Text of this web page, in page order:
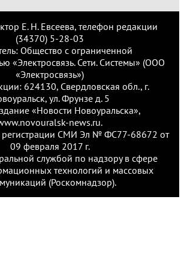
Е. Н. Евсеева, телефон редакции
(34370) 5-28-03
Общество с ограниченной
«Электросвязь. Сети. Системы» (ООО
«Электросвязь»)
624130, Свердловская обл., г.
ул. Фрунзе д. 5
«Новости Новоуральска»,
news.ru.
регистрации СМИ Эл № ФС77-68672 от
09 февраля 2017 г.
службой по надзору в сфере
технологий и массовых
(Роскомнадзор).